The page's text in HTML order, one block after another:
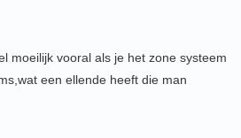
moeilijk vooral als je het zone systeem
een ellende heeft die man